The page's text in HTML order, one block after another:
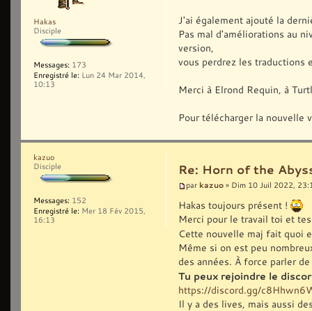
J'ai également ajouté la
Pas mal d'améliorations au
version,
vous perdrez les traductions
Merci à Elrond Requin, à
Pour télécharger la
Hakas
Disciple
Messages: 173
Enregistré le: Lun 24 Mar 2014,
10:13
Re: Horn of the
par kazuo » Dim 10 Juil 2022,
Hakas toujours présent !
Merci pour le travail toi et
Cette nouvelle maj fait quoi
Même si on est peu
des années. À force parler
Tu peux rejoindre le
https://discord.gg/
Il y a des lives, mais aussi
kazuo
Disciple
Messages: 152
Enregistré le: Mer 18 Fév 2015,
16:13